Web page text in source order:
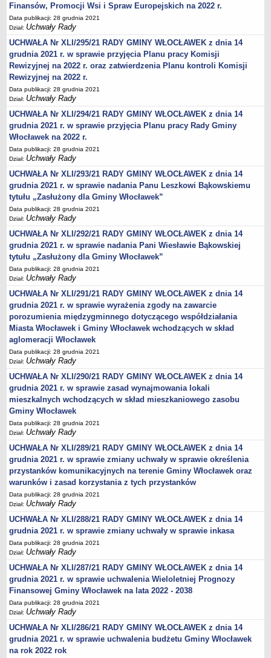
Plan Gospodarki Odpadami
Analiza Gospodarki Odpadami
PORADNIK INTERESANTA
Obsługa osób doświadczonych trwałymi lub okresowymi
trudnościami w komunikowaniu się (słabosłyszących i
głuchoniemych)
Jak załatwić sprawę
Informacje nieudostępnione
Wniosek o udostępnienie informacji publicznej
PRAWO LOKALNE
Strategia rozwoju
Zagospodarowanie przestrzenne
Program opieki nad zabytkami
Według roczników
DZIAŁ WYBORCZY
Wybory Prezydenckie 28 czerwca 2020
Wybory Prezydenckie 2020
Wybory do Sejmu i do Senatu 2019
Wybory posłów do Parlamentu Europejskiego 2019
Wybory Samorządowe 2018 r.
Wybory ławników na kadencję 2020 – 2023
Roczny Program Współpracy Gminy Włocławek z organizacjami
pozarządowymi - Konsultacje
Nowe statuty sołectw - Konsultacje
Konsultacje 2020 - zmiana granic
Nieodpłatna pomoc prawna
Obwieszczenia Wójta Gminy
Obwieszczenia Wojewody
Obwieszczenia innych organów
Obwieszczenia o sprzedaży
Informacje i Ogłoszenia
Ogłoszenia dot. nieruchomości
Sprawozdania Wójta Gminy
Zawiadomienia
Nabór pracowników
Konkursy - gminne jednostki organizacyjne
Rejestry
Petycje kierowane do Rady Gminy
Petycje kierowane do Wójta Gminy
Raporty o stanie Gminy
Petycje
Spis Rolny 2020
Dostępność cyfrowa strony podmiotowej BIP
Finansów, Promocji Wsi i Spraw Europejskich na 2022 r.
Data publikacji: 28 grudnia 2021
Dział: Uchwały Rady
UCHWAŁA Nr XLI/295/21 RADY GMINY WŁOCŁAWEK z dnia 14
grudnia 2021 r. w sprawie przyjęcia Planu pracy Komisji
Rewizyjnej na 2022 r. oraz zatwierdzenia Planu kontroli Komisji
Rewizyjnej na 2022 r.
Data publikacji: 28 grudnia 2021
Dział: Uchwały Rady
UCHWAŁA Nr XLI/294/21 RADY GMINY WŁOCŁAWEK z dnia 14
grudnia 2021 r. w sprawie przyjęcia Planu pracy Rady Gminy
Włocławek na 2022 r.
Data publikacji: 28 grudnia 2021
Dział: Uchwały Rady
UCHWAŁA Nr XLI/293/21 RADY GMINY WŁOCŁAWEK z dnia 14
grudnia 2021 r. w sprawie nadania Panu Leszkowi Bąkowskiemu
tytułu „Zasłużony dla Gminy Włocławek”
Data publikacji: 28 grudnia 2021
Dział: Uchwały Rady
UCHWAŁA Nr XLI/292/21 RADY GMINY WŁOCŁAWEK z dnia 14
grudnia 2021 r. w sprawie nadania Pani Wiesławie Bąkowskiej
tytułu „Zasłużony dla Gminy Włocławek”
Data publikacji: 28 grudnia 2021
Dział: Uchwały Rady
UCHWAŁA Nr XLI/291/21 RADY GMINY WŁOCŁAWEK z dnia 14
grudnia 2021 r. w sprawie wyrażenia zgody na zawarcie
porozumienia międzygminnego dotyczącego współdziałania
Miasta Włocławek i Gminy Włocławek wchodzących w skład
aglomeracji Włocławek
Data publikacji: 28 grudnia 2021
Dział: Uchwały Rady
UCHWAŁA Nr XLI/290/21 RADY GMINY WŁOCŁAWEK z dnia 14
grudnia 2021 r. w sprawie zasad wynajmowania lokali
mieszkalnych wchodzących w skład mieszkaniowego zasobu
Gminy Włocławek
Data publikacji: 28 grudnia 2021
Dział: Uchwały Rady
UCHWAŁA Nr XLI/289/21 RADY GMINY WŁOCŁAWEK z dnia 14
grudnia 2021 r. w sprawie zmiany uchwały w sprawie określenia
przystanków komunikacyjnych na terenie Gminy Włocławek oraz
warunków i zasad korzystania z tych przystanków
Data publikacji: 28 grudnia 2021
Dział: Uchwały Rady
UCHWAŁA Nr XLI/288/21 RADY GMINY WŁOCŁAWEK z dnia 14
grudnia 2021 r. w sprawie zmiany uchwały w sprawie inkasa
Data publikacji: 28 grudnia 2021
Dział: Uchwały Rady
UCHWAŁA Nr XLI/287/21 RADY GMINY WŁOCŁAWEK z dnia 14
grudnia 2021 r. w sprawie uchwalenia Wieloletniej Prognozy
Finansowej Gminy Włocławek na lata 2022 - 2038
Data publikacji: 28 grudnia 2021
Dział: Uchwały Rady
UCHWAŁA Nr XLI/286/21 RADY GMINY WŁOCŁAWEK z dnia 14
grudnia 2021 r. w sprawie uchwalenia budżetu Gminy Włocławek
na rok 2022 rok